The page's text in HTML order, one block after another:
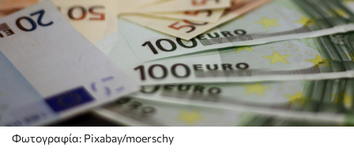
Φωτογραφία: Pixabay/moerschy